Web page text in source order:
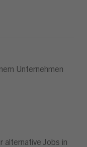
Unternehmen
alternative Jobs in